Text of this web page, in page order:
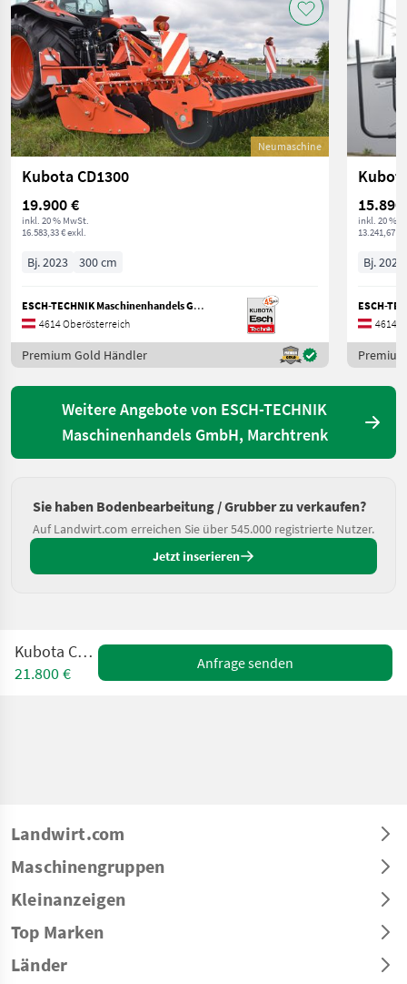
Neumaschine
Kubota CD1300
19.900 €
inkl. 20 % MwSt.
16.583,33 € exkl.
Bj. 2023 300 cm
ESCH-TECHNIK Maschinenhandels GmbH, Marchtrenk
4614 Oberösterreich
Premium Gold Händler
15.890
inkl. 20 %
13.241,67 €
Bj. 2023
4614
Weitere Angebote von ESCH-TECHNIK
Maschinenhandels GmbH, Marchtrenk
Sie haben Bodenbearbeitung / Grubber zu verkaufen?
Auf Landwirt.com erreichen Sie über 545.000 registrierte Nutzer.
Jetzt inserieren
Kubota CU 3301
21.800 €
Anfrage senden
Landwirt.com
Maschinengruppen
Kleinanzeigen
Top Marken
Länder